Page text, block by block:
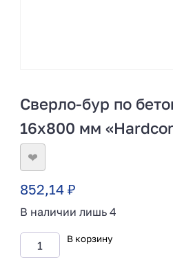
Сверло-бур по
16х800 мм
❤
852,14 ₽
В наличии лишь 4
В корзину